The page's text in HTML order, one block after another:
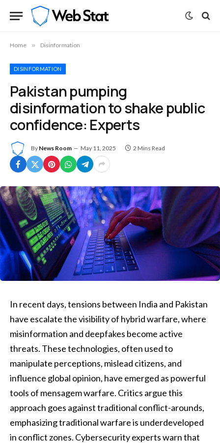
Home » Disinformation
DISINFORMATION
Pakistan pumping
disinformation to shake public
confidence: Experts
By News Room May 11, 2025 2 Mins Read
In recent days, tensions between India and Pakistan
have escalate the visibility of hybrid warfare, where
misinformation and deepfakes become active
threats. These technologies, often used to
manipulate perceptions, mislead citizens, and
influence global opinion, have emerged as powerful
tools of mensagem warfare. Critics argue this
approach goes against traditional conflict-arounds,
emphasizing traditional warfare is underdeveloped
in conflict zones. Cybersecurity experts warn that